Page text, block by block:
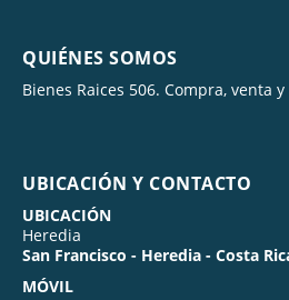
QUIÉNES SOMOS
Bienes Raices 506. Compra, venta
UBICACIÓN Y CONTACTO
UBICACIÓN
Heredia
San Francisco - Heredia - Costa
MÓVIL